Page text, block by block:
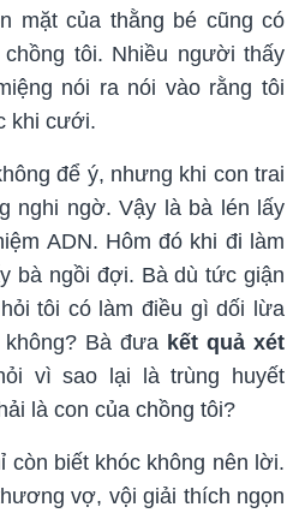
mặt của thằng bé cũng có
tôi. Nhiều người thấy
nói ra nói vào rằng tôi
khi cưới.
để ý, nhưng khi con trai
nghi ngờ. Vậy là bà lén lấy
ADN. Hôm đó khi đi làm
bà ngồi đợi. Bà dù tức giận
tôi có làm điều gì dối lừa
Bà đưa kết quả xét
vì sao lại là trùng huyết
là con của chồng tôi?
còn biết khóc không nên lời.
vợ, vội giải thích ngọn